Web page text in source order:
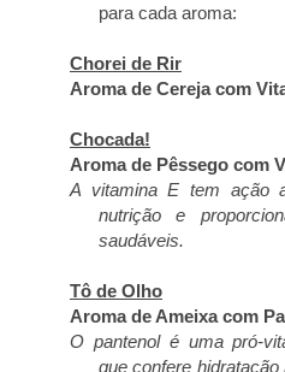
para cada aroma:
Chorei de Rir
Aroma de Cereja com
Chocada!
Aroma de Pêssego com
A vitamina E tem ação
nutrição e
saudáveis.
Tô de Olho
Aroma de Ameixa com
O pantenol é uma pró-
que confere